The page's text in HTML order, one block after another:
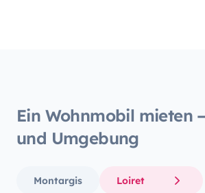
Ein Wohnmobil mieten
und Umgebung
Montargis Loiret